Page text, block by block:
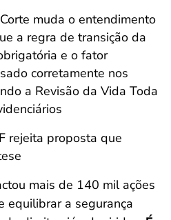
muda o entendimento
a regra de transição da
e o fator
corretamente nos
a Revisão da Vida Toda
rejeita proposta que
mais de 140 mil ações
equilibrar a segurança